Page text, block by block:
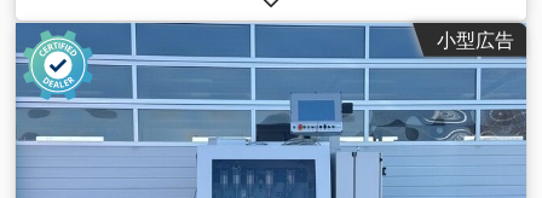
小型広告